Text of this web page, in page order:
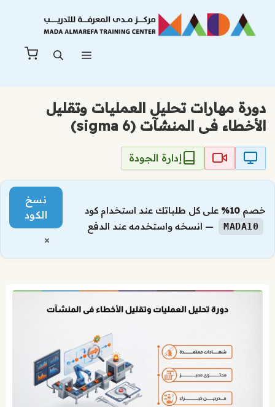
المحتوى
دورة مهارات تحليل العمليات وتقليل
الأخطاء فى المنشآت (sigma 6)
إدارة الجودة
خصم 10% على كل طلباتك عند استخدام كود
MADA10 — انسخه واستخدمه عند الدفع
نسخ
الكود
×